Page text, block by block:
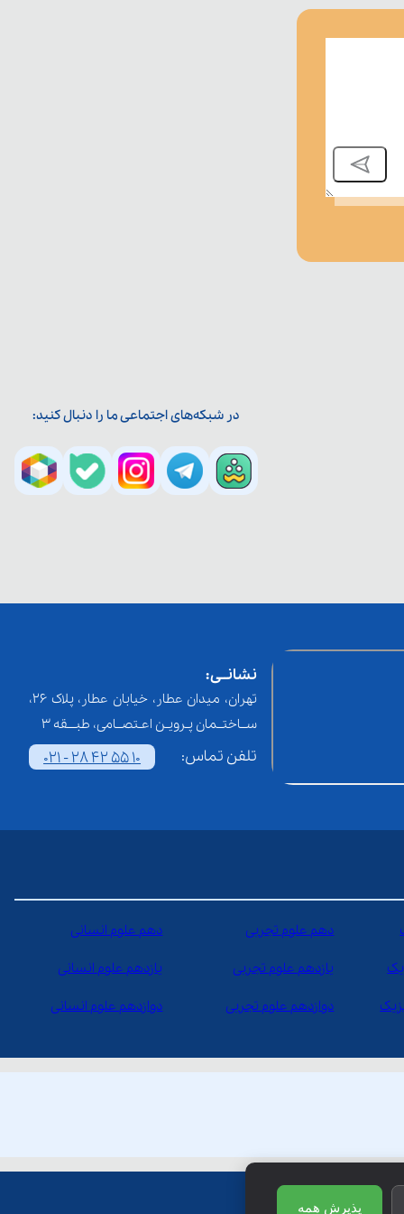
در شبکه‌های اجتماعی ما را دنبال کنید:
نشانــی:
تهران، میدان عطار، خیابان عطار، پلاک 26،
ســاختــمان پـرویـن اعـتصــامی، طبـــقه 3
تلفن تماس: 021 - 28 42 55 10
دهم علوم تجربی دهم علوم انسانی
یازدهم علوم تجربی یازدهم علوم انسانی
دوازدهم علوم تجربی دوازدهم علوم انسانی
پذیرش همه